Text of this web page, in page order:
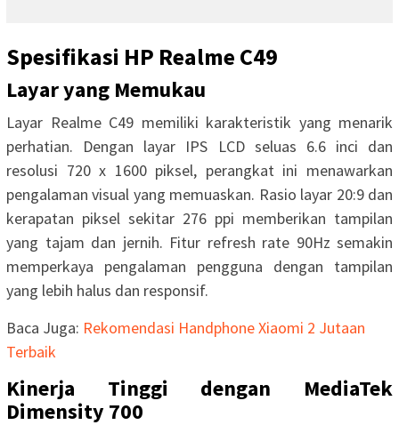
Spesifikasi HP Realme C49
Layar yang Memukau
Layar Realme C49 memiliki karakteristik yang menarik
perhatian. Dengan layar IPS LCD seluas 6.6 inci dan
resolusi 720 x 1600 piksel, perangkat ini menawarkan
pengalaman visual yang memuaskan. Rasio layar 20:9 dan
kerapatan piksel sekitar 276 ppi memberikan tampilan
yang tajam dan jernih. Fitur refresh rate 90Hz semakin
memperkaya pengalaman pengguna dengan tampilan
yang lebih halus dan responsif.
Baca Juga: Rekomendasi Handphone Xiaomi 2 Jutaan
Terbaik
Kinerja Tinggi dengan MediaTek
Dimensity 700